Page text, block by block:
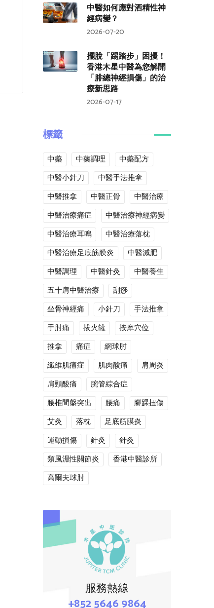
中醫如何應對酒精性神
經病變？
2026-07-20
擺脫「踢踏步」困擾！
香港木星中醫為您解開
「腓總神經損傷」的治
療新思路
2026-07-17
標籤
中藥 中藥調理
中藥配方
中醫小針刀
中醫手法推拿
中醫推拿
中醫正骨
中醫治療
中醫治療痛症
中醫治療神經病變
中醫治療耳鳴
中醫治療落枕
中醫治療足底筋膜炎
中醫減肥
中醫調理
中醫針灸
中醫養生
五十肩中醫治療
刮痧
坐骨神經痛
小針刀
手法推拿
手肘痛
拔火罐
按摩穴位
推拿
痛症
網球肘
纖維肌痛症
肌肉酸痛
肩周炎
肩頸酸痛
腕管綜合症
腰椎間盤突出
腰痛
腳踝扭傷
艾灸
落枕
足底筋膜炎
運動損傷
針灸
針灸
類風濕性關節炎
香港中醫診所
高爾夫球肘
服務熱線
+852 5646 9864